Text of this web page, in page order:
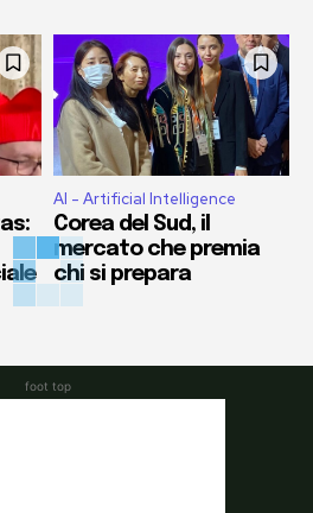
AI - Artificial Intelligence
Corea del Sud, il
mercato che premia
chi si prepara
foot top